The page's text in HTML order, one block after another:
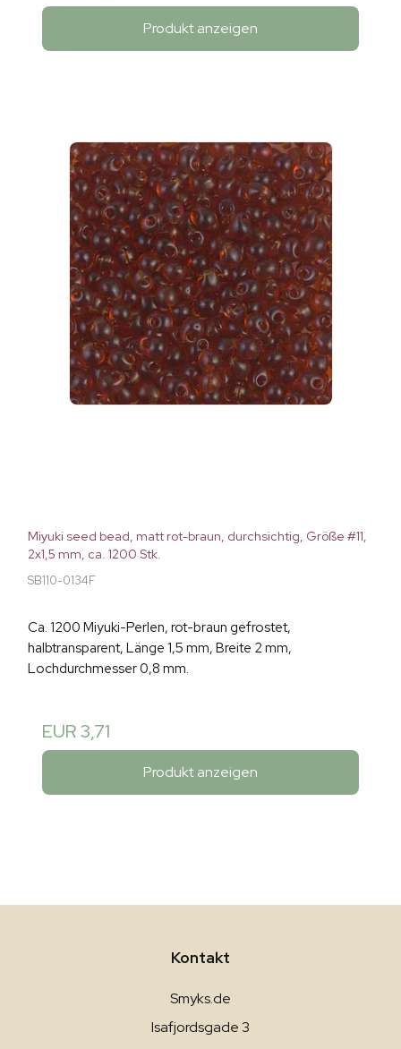
Produkt anzeigen
Miyuki seed bead, matt rot-braun, durchsichtig, Größe #11,
2x1,5 mm, ca. 1200 Stk.
SB110-0134F
Ca. 1200 Miyuki-Perlen, rot-braun gefrostet,
halbtransparent, Länge 1,5 mm, Breite 2 mm,
Lochdurchmesser 0,8 mm.
EUR 3,71
Produkt anzeigen
Kontakt
Smyks.de
Isafjordsgade 3